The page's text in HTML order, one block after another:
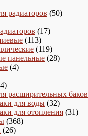
радиаторов 5050
1717
113113
товаров
119119
товаров
панельные 2828
44
84
товара
расширительных баков
для воды 3232
товара
для отопления 3131
368368
2626